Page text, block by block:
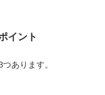
イント
あります。